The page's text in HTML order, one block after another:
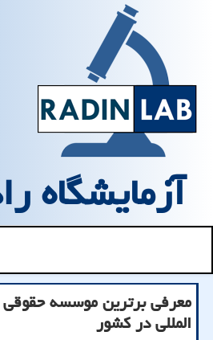
آزمایشگاه
معرفی برترین موسسه حقوقی
المللی در كشور